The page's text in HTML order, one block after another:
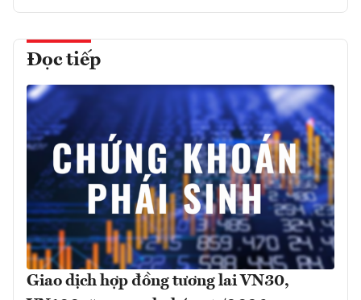
Đọc tiếp
Giao dịch hợp đồng tương lai VN30,